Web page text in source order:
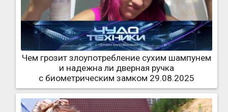
Чем грозит злоупотребление сухим шампунем
и надежна ли дверная ручка
с биометрическим замком 29.08.2025